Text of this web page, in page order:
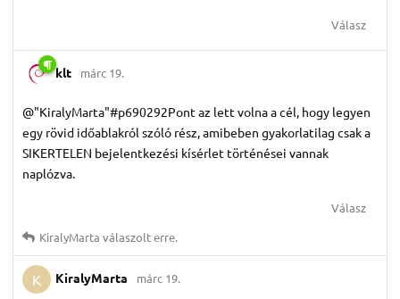
Válasz
klt márc 19.
@"KiralyMarta"#p690292Pont az lett volna a cél, hogy legyen
egy rövid időablakról szóló rész, amibeben gyakorlatilag csak a
SIKERTELEN bejelentkezési kísérlet történései vannak
naplózva.
Válasz
KiralyMarta válaszolt erre.
K KiralyMarta márc 19.